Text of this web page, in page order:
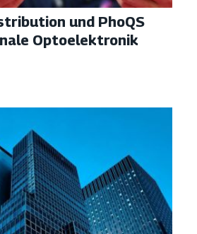
und PhoQS
Optoelektronik